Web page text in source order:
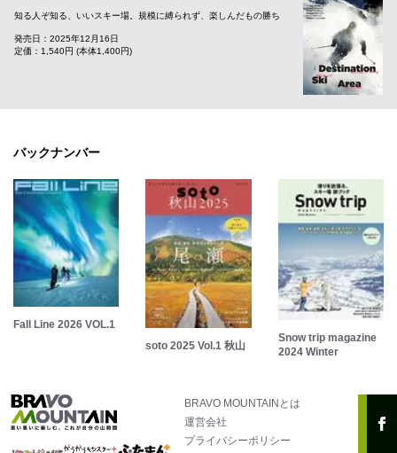
知る人ぞ知る、いいスキー場。規模に縛られず、楽しんだもの勝ち
発売日：2025年12月16日
定価：1,540円 (本体1,400円)
バックナンバー
Fall Line 2026 VOL.1
soto 2025 Vol.1 秋山
Snow trip magazine
2024 Winter
BRAVO MOUNTAINとは
運営会社
プライバシーポリシー